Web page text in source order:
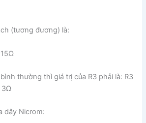
(tương đương) là:
15Ω
thường thì giá trị của R3 phải là: R3
3Ω
dây Nicrom: